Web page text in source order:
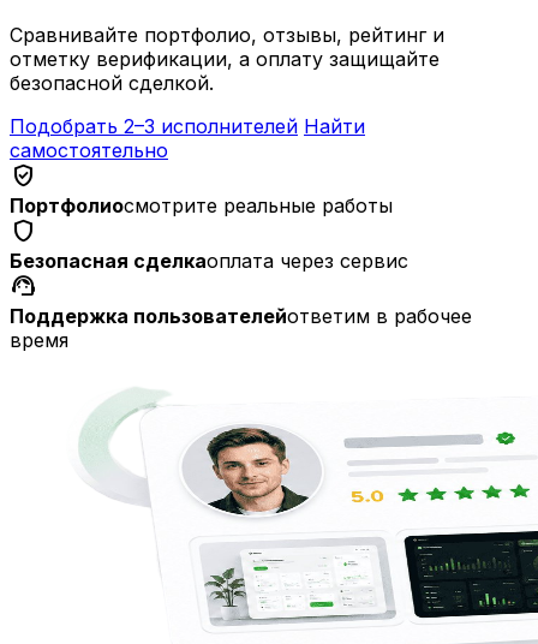
Сравнивайте портфолио, отзывы, рейтинг и
отметку верификации, а оплату защищайте
безопасной сделкой.
Подобрать 2–3 исполнителей Найти
самостоятельно
verified_user
Портфолиосмотрите реальные работы
shield
Безопасная сделкаоплата через сервис
support_agent
Поддержка пользователейответим в рабочее
время